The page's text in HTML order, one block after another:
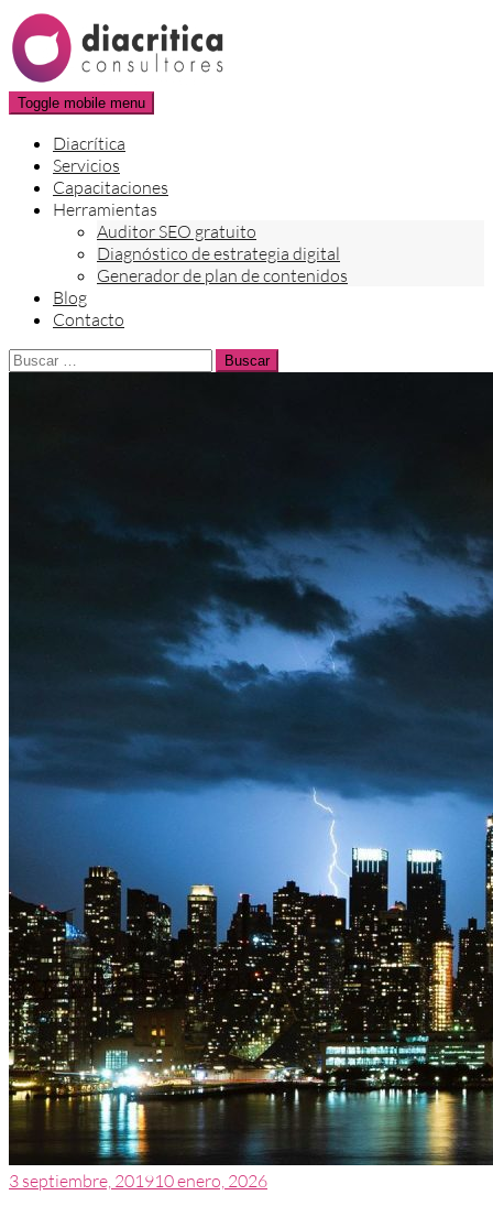
Skip
to
content
Toggle mobile menu
Diacrítica
Servicios
Capacitaciones
Herramientas
Auditor SEO gratuito
Diagnóstico de estrategia digital
Generador de plan de contenidos
Blog
Contacto
Buscar:
3 septiembre, 201910 enero, 2026